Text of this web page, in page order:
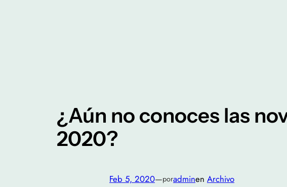
¿Aún no conoces las
2020?
Feb 5, 2020—poradminen Archivo